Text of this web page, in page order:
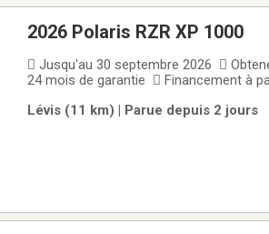
2026 Polaris RZR XP 1000
 Jusqu'au 30 septembre 2026 
24 mois de garantie  Financement à
Polaris RZR XP 1000 Ultimate 2026 est
Lévis (11 km) | Parue depuis 2 jours